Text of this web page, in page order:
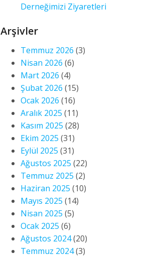
Derneğimizi Ziyaretleri
Arşivler
Temmuz 2026 (3)
Nisan 2026 (6)
Mart 2026 (4)
Şubat 2026 (15)
Ocak 2026 (16)
Aralık 2025 (11)
Kasım 2025 (28)
Ekim 2025 (31)
Eylül 2025 (31)
Ağustos 2025 (22)
Temmuz 2025 (2)
Haziran 2025 (10)
Mayıs 2025 (14)
Nisan 2025 (5)
Ocak 2025 (6)
Ağustos 2024(20)
Temmuz 2024(3)